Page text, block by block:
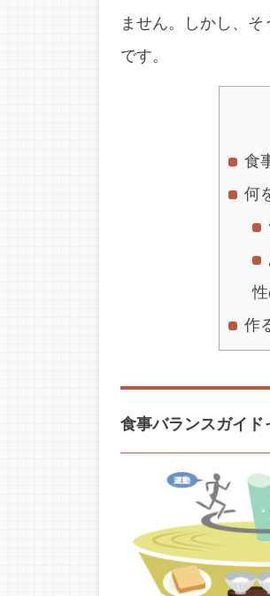
ません。しかし、
です。
食
何
性
作
食事バランスガイド